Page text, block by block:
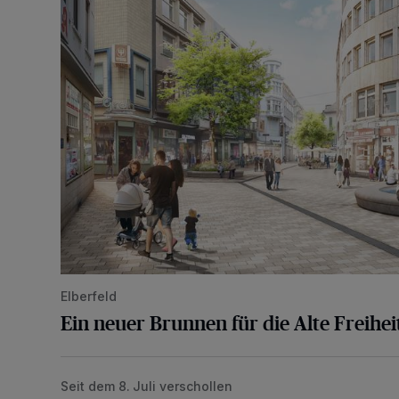
Elberfeld
Ein neuer Brunnen für die Alte
Vermisster Jugendlicher tot aufgefunden
Seit dem 8. Juli verschollen